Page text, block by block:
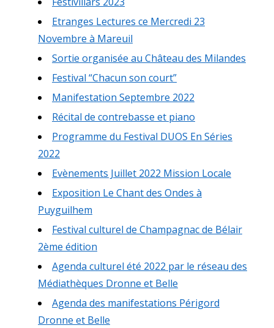
Etranges Lectures ce Mercredi 23
Novembre à Mareuil
Sortie organisée au Château des Milandes
Festival “Chacun son court”
Manifestation Septembre 2022
Récital de contrebasse et piano
Programme du Festival DUOS En Séries
2022
Evènements Juillet 2022 Mission Locale
Exposition Le Chant des Ondes à
Puyguilhem
Festival culturel de Champagnac de Bélair
2ème édition
Agenda culturel été 2022 par le réseau des
Médiathèques Dronne et Belle
Agenda des manifestations Périgord
Dronne et Belle